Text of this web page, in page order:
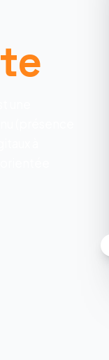
une
(présence
à